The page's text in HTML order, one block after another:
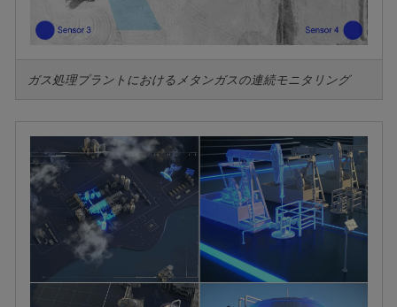
ガス処理プラントにおけるメタンガスの連続モニタリング